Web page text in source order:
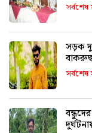
সর্বশেষ
সড়ক
সর্বশেষ